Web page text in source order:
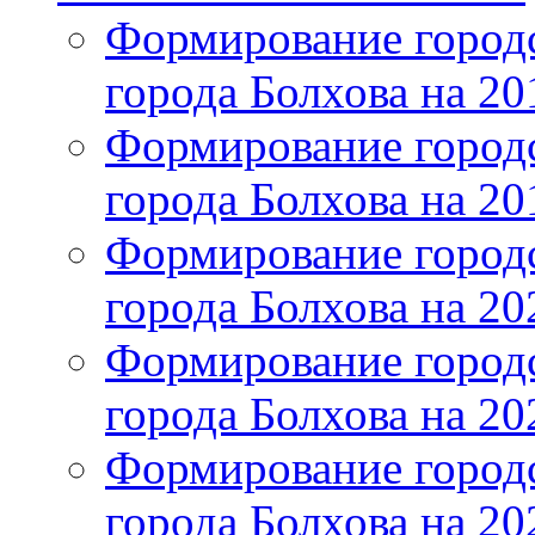
Формирование
города Болхова на
Формирование
города Болхова на
Формирование
города Болхова на
Формирование
города Болхова на
Формирование
города Болхова на